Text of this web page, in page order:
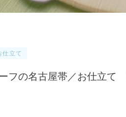
仕立て
フの名古屋帯／お仕立